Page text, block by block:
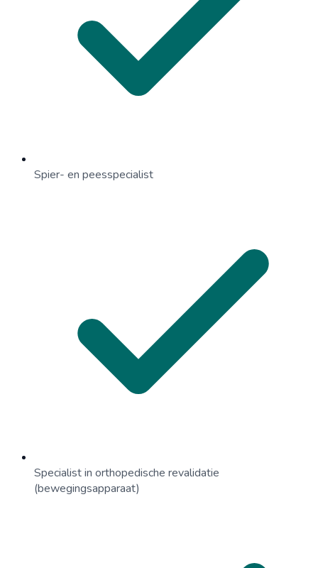
Spier- en peesspecialist
Specialist in orthopedische revalidatie
(bewegingsapparaat)